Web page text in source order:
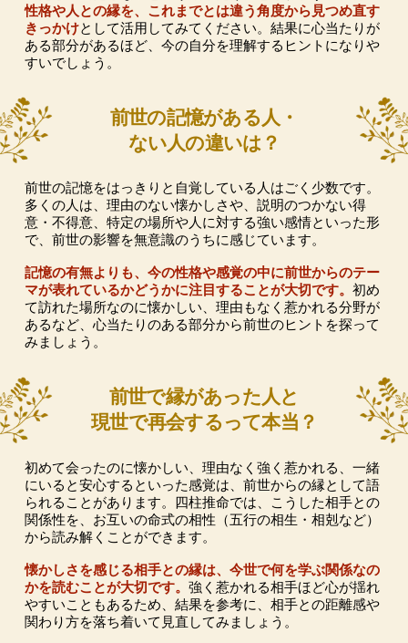
性格や人との縁を、これまでとは違う角度から見つめ直す
きっかけとして活用してみてください。結果に心当たりが
ある部分があるほど、今の自分を理解するヒントになりや
すいでしょう。
前世の記憶がある人・
ない人の違いは？
前世の記憶をはっきりと自覚している人はごく少数です。
多くの人は、理由のない懐かしさや、説明のつかない得
意・不得意、特定の場所や人に対する強い感情といった形
で、前世の影響を無意識のうちに感じています。
記憶の有無よりも、今の性格や感覚の中に前世からのテー
マが表れているかどうかに注目することが大切です。 初め
て訪れた場所なのに懐かしい、理由もなく惹かれる分野が
あるなど、心当たりのある部分から前世のヒントを探って
みましょう。
前世で縁があった人と
現世で再会するって本当？
初めて会ったのに懐かしい、理由なく強く惹かれる、一緒
にいると安心するといった感覚は、前世からの縁として語
られることがあります。四柱推命では、こうした相手との
関係性を、お互いの命式の相性（五行の相生・相剋など）
から読み解くことができます。
懐かしさを感じる相手との縁は、今世で何を学ぶ関係なの
かを読むことが大切です。 強く惹かれる相手ほど心が揺れ
やすいこともあるため、結果を参考に、相手との距離感や
関わり方を落ち着いて見直してみましょう。